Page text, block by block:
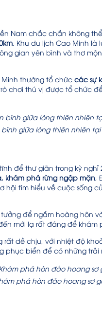
Nam chắc chắn không
, Khu du lịch Cao Minh
gian yên bình và thơ
thường tổ chức các sự
chơi thú vị được tổ chức
giữa lòng thiên nhiên
để thư giãn trong kỳ
khám phá rừng ngập mặn
tìm hiểu về cuộc sống
để ngắm hoàng hôn
mới lạ rất đáng để khám
rất dễ chịu, với nhiệt độ
biển để có những trải
phá hòn đảo hoang sơ